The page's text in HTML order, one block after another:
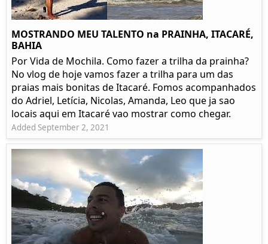
MOSTRANDO MEU TALENTO na PRAINHA, ITACARÉ,
BAHIA
Por Vida de Mochila. Como fazer a trilha da prainha?
No vlog de hoje vamos fazer a trilha para um das
praias mais bonitas de Itacaré. Fomos acompanhados
do Adriel, Letícia, Nicolas, Amanda, Leo que ja sao
locais aqui em Itacaré vao mostrar como chegar.
Added September 2, 2021